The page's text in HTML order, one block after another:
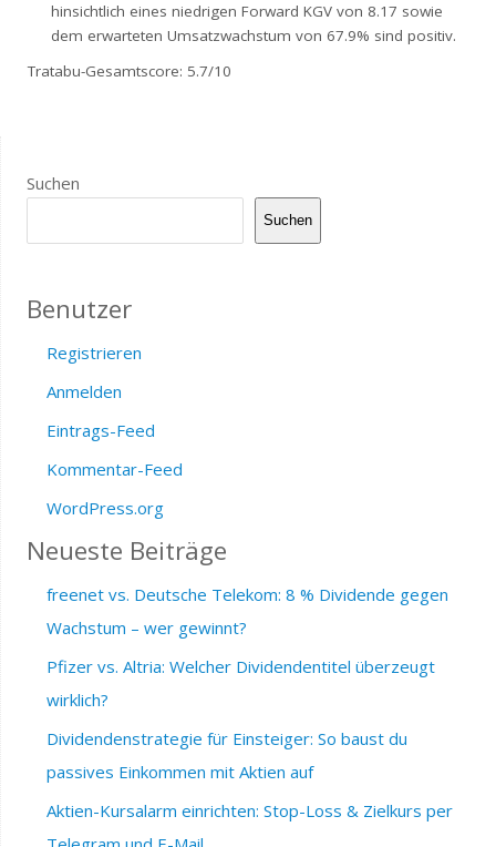
hinsichtlich eines niedrigen Forward KGV von 8.17 sowie
dem erwarteten Umsatzwachstum von 67.9% sind positiv.
Tratabu-Gesamtscore: 5.7/10
Suchen
Suchen
Benutzer
Registrieren
Anmelden
Eintrags-Feed
Kommentar-Feed
WordPress.org
Neueste Beiträge
freenet vs. Deutsche Telekom: 8 % Dividende gegen
Wachstum – wer gewinnt?
Pfizer vs. Altria: Welcher Dividendentitel überzeugt
wirklich?
Dividendenstrategie für Einsteiger: So baust du
passives Einkommen mit Aktien auf
Aktien-Kursalarm einrichten: Stop-Loss & Zielkurs per